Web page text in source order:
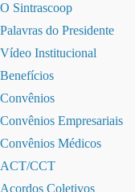
O Sintrascoop
Palavras do Presidente
Vídeo Institucional
Benefícios
Convênios
Convênios Empresariais
Convênios Médicos
ACT/CCT
Acordos Coletivos